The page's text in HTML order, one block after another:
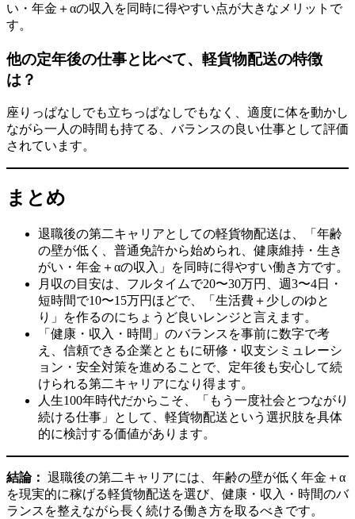
い・年金＋αの収入を同時に得やすい点が大きなメリットで
す。
他の定年後の仕事と比べて、軽貨物配送の特徴
は？
座りっぱなしでも立ちっぱなしでもなく、適度に体を動かし
ながら一人の時間も持てる、バランスの良い仕事として評価
されています。
まとめ
退職後の第二キャリアとしての軽貨物配送は、「年齢
の壁が低く、普通免許から始められ、健康維持・生き
がい・年金＋αの収入」を同時に得やすい働き方です。
月収の目安は、フルタイムで20〜30万円、週3〜4日・
短時間で10〜15万円ほどで、「生活費＋少しのゆと
り」を作るのにちょうど良いレンジと言えます。
「健康・収入・時間」のバランスを事前に数字で考
え、信頼できる企業とともに研修・収支シミュレーシ
ョン・安全対策を進めることで、定年後も安心して続
けられる第二キャリアになり得ます。
人生100年時代だからこそ、「もう一度社会とつながり
続ける仕事」として、軽貨物配送という選択肢を具体
的に検討する価値があります。
結論： 退職後の第二キャリアには、年齢の壁が低く年金＋α
を現実的に稼げる軽貨物配送を選び、健康・収入・時間のバ
ランスを整えながら長く続ける働き方を取るべきです。